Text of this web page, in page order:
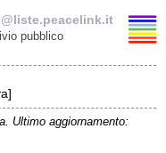
pubblico
Ultimo aggiornamento: